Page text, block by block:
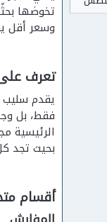
تخوضها
وسعر أقل
تعرف
يقدم سليب
فقط، بل
الرئيسية
بحيث تجد
أقسام